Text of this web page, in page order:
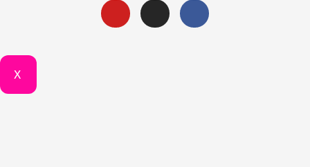
X